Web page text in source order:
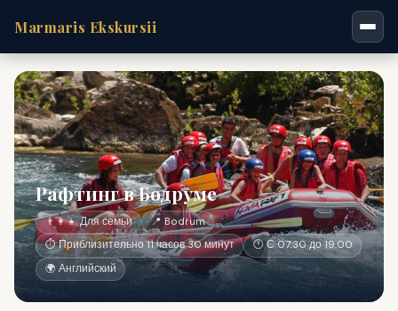
Marmaris Ekskursii
Рафтинг в Бодруме
👨‍👩‍👧 Для семьи
📍 Bodrum
⏱ Приблизительно 11 часов 30 минут
🕐 С 07:30 до 19:00
🌍 Английский